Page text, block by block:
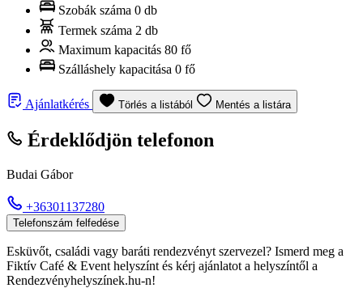
Szobák száma 0 db
Termek száma 2 db
Maximum kapacitás 80 fő
Szálláshely kapacitása 0 fő
Ajánlatkérés Törlés a listából Mentés a listára
Érdeklődjön telefonon
Budai Gábor
+36301137280
Telefonszám felfedése
Esküvőt, családi vagy baráti rendezvényt szervezel? Ismerd meg a
Fiktív Café & Event helyszínt és kérj ajánlatot a helyszíntől a
Rendezvényhelyszínek.hu-n!